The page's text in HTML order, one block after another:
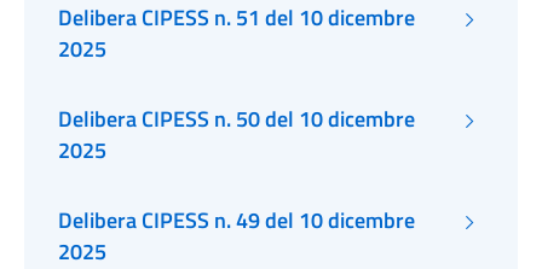
Delibera CIPESS n. 51 del 10 dicembre
2025
Delibera CIPESS n. 50 del 10 dicembre
2025
Delibera CIPESS n. 49 del 10 dicembre
2025